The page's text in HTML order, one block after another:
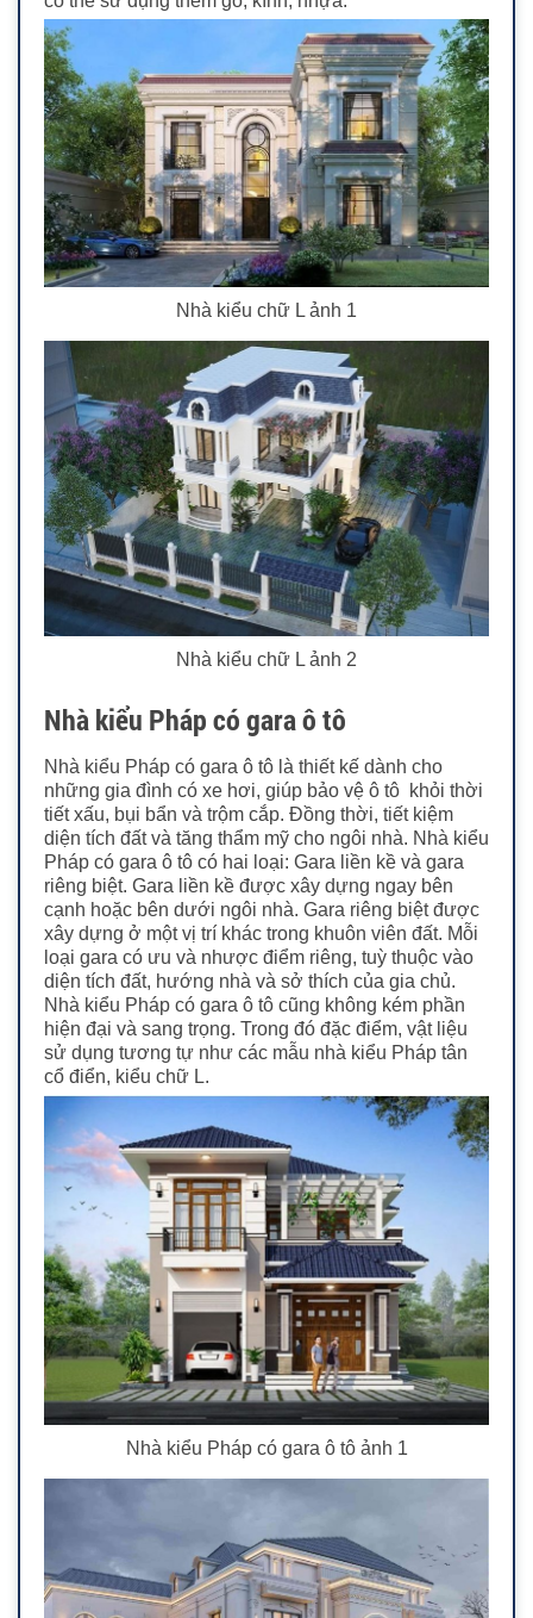
Nhà kiểu chữ L ảnh 1
Nhà kiểu chữ L ảnh 2
Nhà kiểu Pháp có gara ô tô
Nhà kiểu Pháp có gara ô tô là thiết kế dành cho
những gia đình có xe hơi, giúp bảo vệ ô tô khỏi thời
tiết xấu, bụi bẩn và trộm cắp. Đồng thời, tiết kiệm
diện tích đất và tăng thẩm mỹ cho ngôi nhà. Nhà kiểu
Pháp có gara ô tô có hai loại: Gara liền kề và gara
riêng biệt. Gara liền kề được xây dựng ngay bên
cạnh hoặc bên dưới ngôi nhà. Gara riêng biệt được
xây dựng ở một vị trí khác trong khuôn viên đất. Mỗi
loại gara có ưu và nhược điểm riêng, tuỳ thuộc vào
diện tích đất, hướng nhà và sở thích của gia chủ.
Nhà kiểu Pháp có gara ô tô cũng không kém phần
hiện đại và sang trọng. Trong đó đặc điểm, vật liệu
sử dụng tương tự như các mẫu nhà kiểu Pháp tân
cổ điển, kiểu chữ L.
Nhà kiểu Pháp có gara ô tô ảnh 1